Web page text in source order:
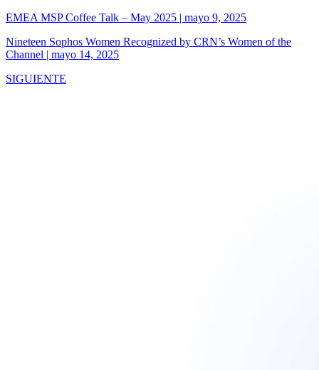
EMEA MSP Coffee Talk – May 2025 | mayo 9, 2025
Nineteen Sophos Women Recognized by CRN’s Women of the
Channel | mayo 14, 2025
SIGUIENTE